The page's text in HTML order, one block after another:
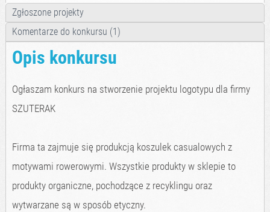
Zgłoszone projekty
Komentarze do konkursu (1)
Opis konkursu
Ogłaszam konkurs na stworzenie projektu logotypu dla firmy
SZUTERAK
Firma ta zajmuje się produkcją koszulek casualowych z
motywami rowerowymi. Wszystkie produkty w sklepie to
produkty organiczne, pochodzące z recyklingu oraz
wytwarzane są w sposób etyczny.